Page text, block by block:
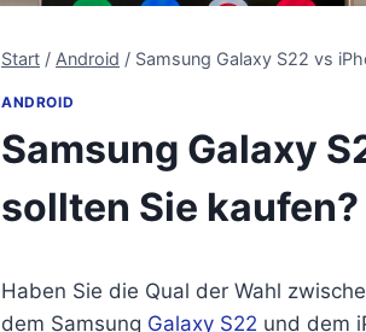
Start / Android / Samsung Galaxy S22 vs
ANDROID
Samsung Galaxy
sollten Sie kaufen?
Haben Sie die Qual der Wahl
dem Samsung Galaxy S22 und dem